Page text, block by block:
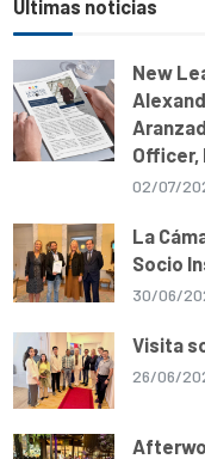
Últimas noticias
New
Officer,
02/07/
La
Socio
30/06/
Visita
26/06/